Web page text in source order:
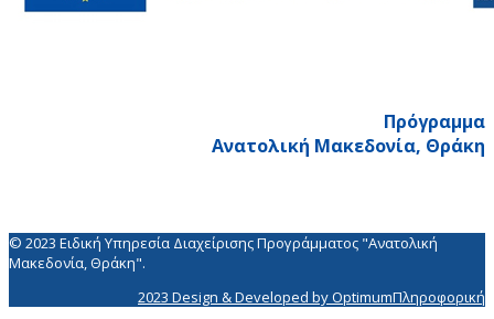
Πρόγραμμα
Ανατολική Μακεδονία, Θράκη
© 2023 Ειδική Υπηρεσία Διαχείρισης Προγράμματος "Ανατολική
Μακεδονία, Θράκη".
2023 Design & Developed by OptimumΠληροφορική